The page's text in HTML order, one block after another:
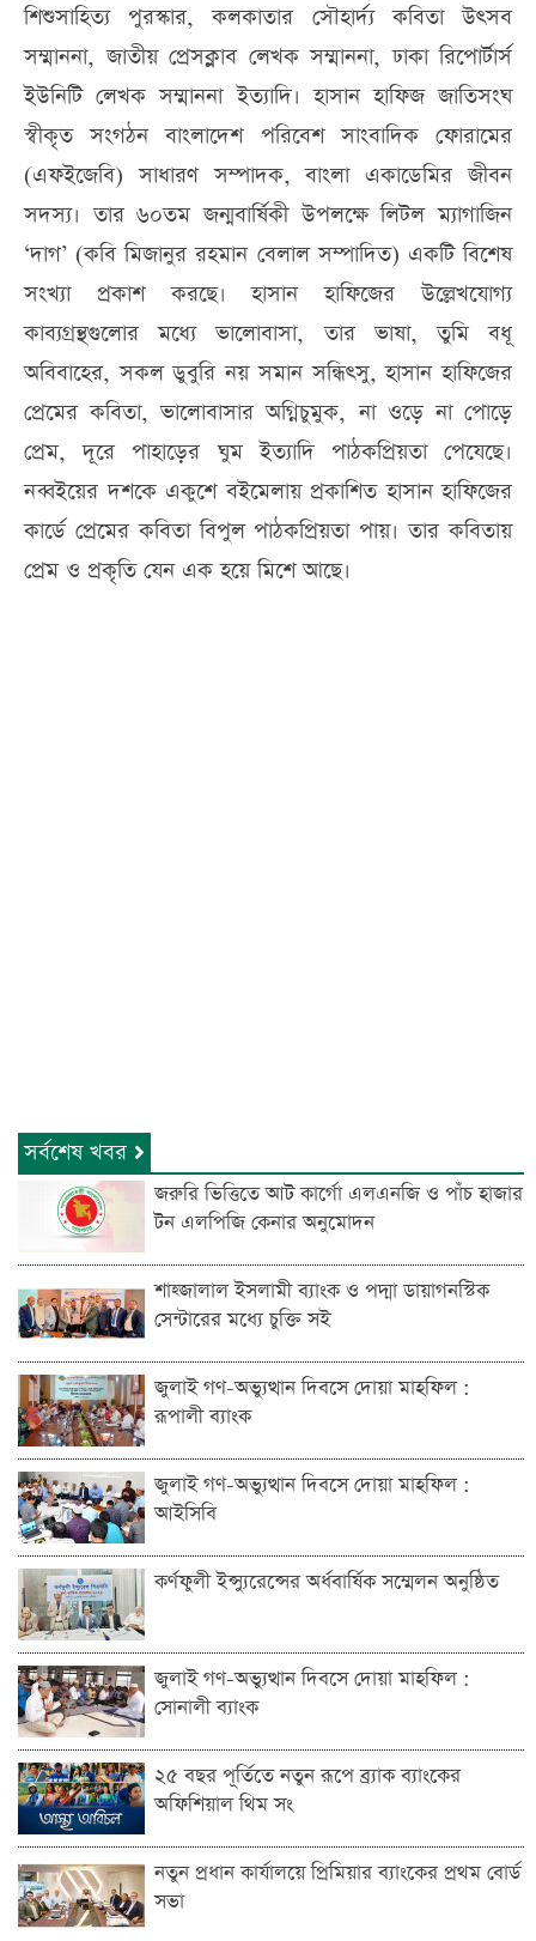
শিশুসাহিত্য পুরস্কার, কলকাতার সৌহার্দ্য কবিতা উৎসব
সম্মাননা, জাতীয় প্রেসক্লাব লেখক সম্মাননা, ঢাকা রিপোর্টার্স
ইউনিটি লেখক সম্মাননা ইত্যাদি। হাসান হাফিজ জাতিসংঘ
স্বীকৃত সংগঠন বাংলাদেশ পরিবেশ সাংবাদিক ফোরামের
(এফইজেবি) সাধারণ সম্পাদক, বাংলা একাডেমির জীবন
সদস্য। তার ৬০তম জন্মবার্ষিকী উপলক্ষে লিটল ম্যাগাজিন
‘দাগ’ (কবি মিজানুর রহমান বেলাল সম্পাদিত) একটি বিশেষ
সংখ্যা প্রকাশ করছে। হাসান হাফিজের উল্লেখযোগ্য
কাব্যগ্রন্থগুলোর মধ্যে ভালোবাসা, তার ভাষা, তুমি বধূ
অবিবাহের, সকল ডুবুরি নয় সমান সন্ধিত্সু, হাসান হাফিজের
প্রেমের কবিতা, ভালোবাসার অগ্নিচুমুক, না ওড়ে না পোড়ে
প্রেম, দূরে পাহাড়ের ঘুম ইত্যাদি পাঠকপ্রিয়তা পেযেছে।
নব্বইয়ের দশকে একুশে বইমেলায় প্রকাশিত হাসান হাফিজের
কার্ডে প্রেমের কবিতা বিপুল পাঠকপ্রিয়তা পায়। তার কবিতায়
প্রেম ও প্রকৃতি যেন এক হয়ে মিশে আছে।
সর্বশেষ খবর
জরুরি ভিত্তিতে আট কার্গো এলএনজি ও পাঁচ হাজার
টন এলপিজি কেনার অনুমোদন
শাহ্জালাল ইসলামী ব্যাংক ও পদ্মা ডায়াগনস্টিক
সেন্টারের মধ্যে চুক্তি সই
জুলাই গণ-অভ্যুত্থান দিবসে দোয়া মাহফিল :
রূপালী ব্যাংক
জুলাই গণ-অভ্যুত্থান দিবসে দোয়া মাহফিল :
আইসিবি
কর্ণফুলী ইন্স্যুরেন্সের অর্ধবার্ষিক সম্মেলন অনুষ্ঠিত
জুলাই গণ-অভ্যুত্থান দিবসে দোয়া মাহফিল :
সোনালী ব্যাংক
২৫ বছর পূর্তিতে নতুন রূপে ব্র্যাক ব্যাংকের
অফিশিয়াল থিম সং
নতুন প্রধান কার্যালয়ে প্রিমিয়ার ব্যাংকের প্রথম বোর্ড
সভা